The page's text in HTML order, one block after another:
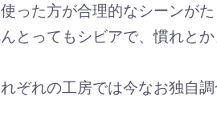
った方が合理的なシーンがた
とってもシビアで、慣れと
ぞれの工房では今なお独自